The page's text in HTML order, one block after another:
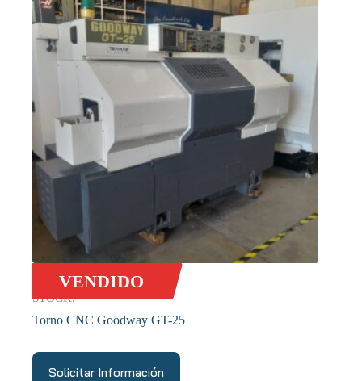
VENDIDO
STOCK:
Torno CNC Goodway GT-25
Solicitar Información